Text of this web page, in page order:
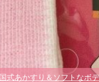
式あかすり＆ソフトなボ